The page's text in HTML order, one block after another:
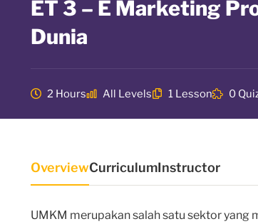
ET 3 – E Marketing
Dunia
2 Hours All Levels 1 Lesson 0
OverviewCurriculumInstructor
UMKM merupakan salah satu sektor yang